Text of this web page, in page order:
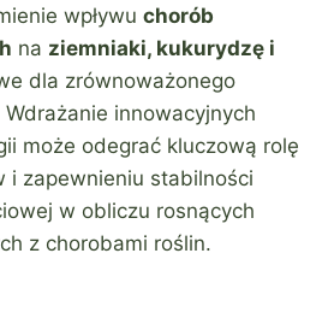
wpływu chorób
na ziemniaki, kukurydzę i
dla zrównoważonego
innowacyjnych
może odegrać kluczową rolę
i zapewnieniu stabilności
w obliczu rosnących
z chorobami roślin.